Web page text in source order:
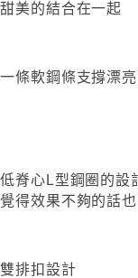
甜美的結合在一起
一條軟鋼條支撐漂
低脊心L型鋼圈的設
覺得效果不夠的話
雙排扣設計